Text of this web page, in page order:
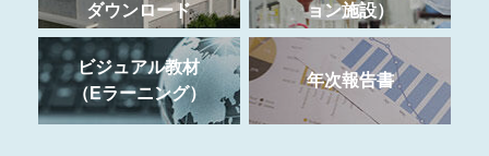
ダウンロード
ョン施設）
ビジュアル教材
（Eラーニング）
年次報告書